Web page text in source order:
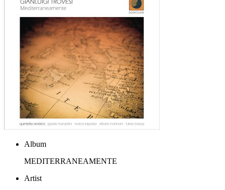
Album
MEDITERRANEAMENTE
Artist